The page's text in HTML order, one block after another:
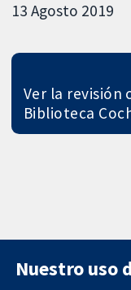
13 Agosto 2019
Ver la revisión
Biblioteca
Nuestro uso